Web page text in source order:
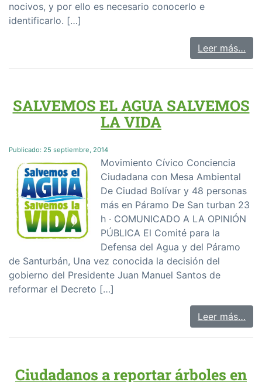
nocivos, y por ello es necesario conocerlo e
identificarlo. […]
Leer más…
SALVEMOS EL AGUA SALVEMOS
LA VIDA
Publicado: 25 septiembre, 2014
Movimiento Cívico Conciencia
Ciudadana con Mesa Ambiental
De Ciudad Bolívar y 48 personas
más en Páramo De San turban 23
h · COMUNICADO A LA OPINIÓN
PÚBLICA El Comité para la
Defensa del Agua y del Páramo
de Santurbán, Una vez conocida la decisión del
gobierno del Presidente Juan Manuel Santos de
reformar el Decreto […]
Leer más…
Ciudadanos a reportar árboles en